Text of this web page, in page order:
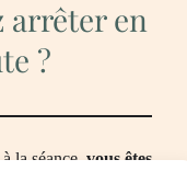
arrêter en
?
la séance,vous êtes